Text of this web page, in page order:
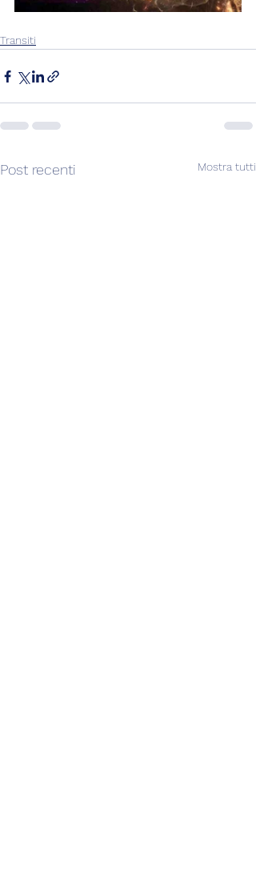
Transiti
Post recenti Mostra tutti